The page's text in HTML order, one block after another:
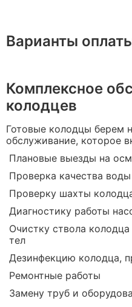
Варианты
Комплексное
колодцев
Готовые колодцы берем
обслуживание, которое
Плановые выезды на
Проверка качества воды
Проверку шахты
Диагностику работы
Очистку ствола
тел
Дезинфекцию колодца,
Ремонтные работы
Замену труб и